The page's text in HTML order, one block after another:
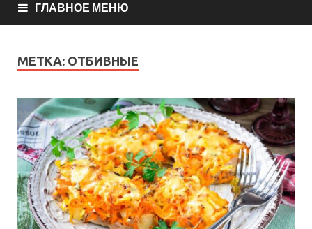
ГЛАВНОЕ МЕНЮ
МЕТКА: ОТБИВНЫЕ